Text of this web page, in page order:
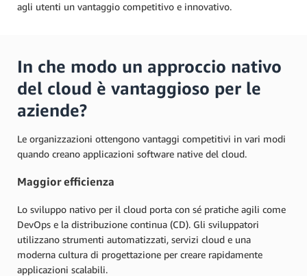
agli utenti un vantaggio competitivo e innovativo.
In che modo un approccio nativo
del cloud è vantaggioso per le
aziende?
Le organizzazioni ottengono vantaggi competitivi in vari modi
quando creano applicazioni software native del cloud.
Maggior efficienza
Lo sviluppo nativo per il cloud porta con sé pratiche agili come
DevOps e la distribuzione continua (CD). Gli sviluppatori
utilizzano strumenti automatizzati, servizi cloud e una
moderna cultura di progettazione per creare rapidamente
applicazioni scalabili.